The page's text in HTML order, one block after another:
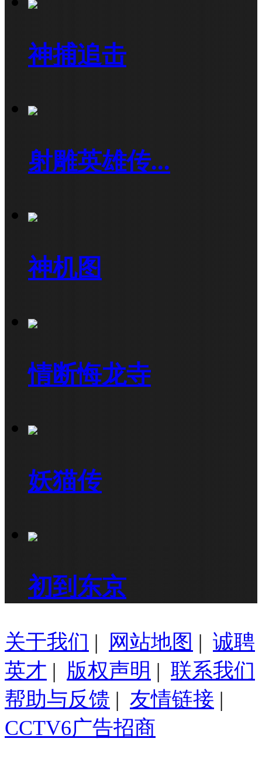
神捕追击
射雕英雄传...
神机图
情断悔龙寺
妖猫传
初到东京
关于我们 | 网站地图 | 诚聘
英才 | 版权声明 | 联系我们
帮助与反馈 | 友情链接 |
CCTV6广告招商